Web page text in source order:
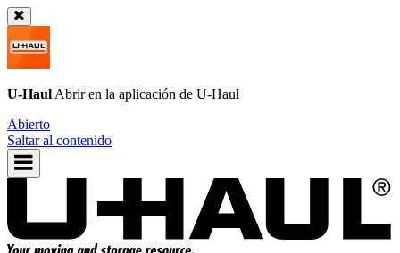
U-Haul Abrir en la aplicación de U-Haul
Abierto
Saltar al contenido